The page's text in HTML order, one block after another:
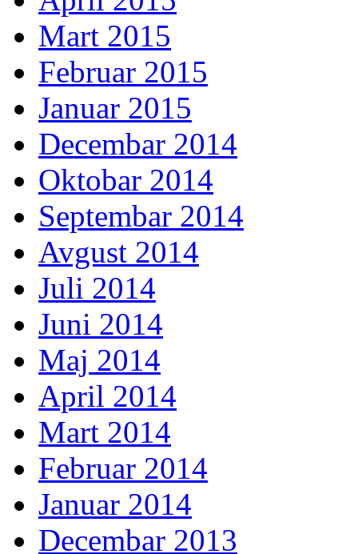
Mart 2015
Februar 2015
Januar 2015
Decembar 2014
Oktobar 2014
Septembar 2014
Avgust 2014
Juli 2014
Juni 2014
Maj 2014
April 2014
Mart 2014
Februar 2014
Januar 2014
Decembar 2013